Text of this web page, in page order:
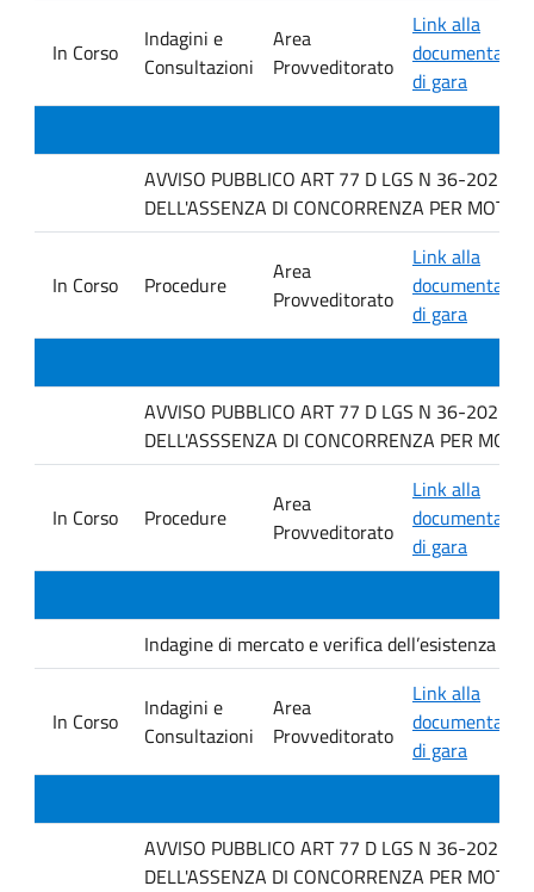
In Corso
Indagini e
Consultazioni
Area
Provveditorato
Link alla
di gara
AVVISO PUBBLICO ART 77 D LGS N 36-2023
DELL'ASSENZA DI CONCORRENZA PER
In Corso Procedure
Area
Provveditorato
Link alla
di gara
AVVISO PUBBLICO ART 77 D LGS N 36-2023
DELL'ASSSENZA DI CONCORRENZA PER
In Corso Procedure
Area
Provveditorato
Link alla
di gara
Indagine di mercato e verifica dell’esistenza
In Corso
Indagini e
Consultazioni
Area
Provveditorato
Link alla
di gara
AVVISO PUBBLICO ART 77 D LGS N 36-2023
DELL'ASSENZA DI CONCORRENZA PER MOTIVI